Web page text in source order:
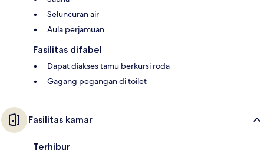
Seluncuran air
Aula perjamuan
Fasilitas difabel
Dapat diakses tamu berkursi roda
Gagang pegangan di toilet
Fasilitas kamar
Terhibur